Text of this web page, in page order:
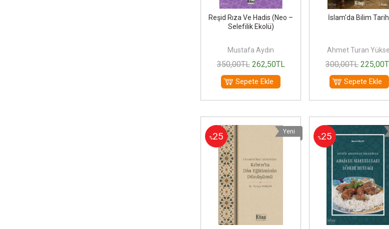
Reşid Rıza Ve Hadis (Neo –
Selefilik Ekolü)
Mustafa Aydın
350,00TL 262,50TL
Sepete Ekle
İslam'da Bilim
Ahmet Turan Yüksel
300,00TL 225,00
Sepete Ekle
%25 Yeni
%25